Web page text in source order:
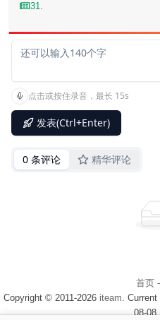
31.
首页-
Copyright © 2011-2026 iteam.
08-08